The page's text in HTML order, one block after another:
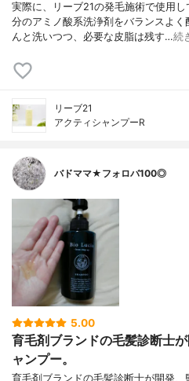
実際に、リーブ21の発毛施術で使用
分のアミノ酸系洗浄剤をバランスよ
んと洗いつつ、必要な皮脂は残す…続
リーブ21
アクティシャンプーR
バドママ★フォロバ100◎
5.00
育毛剤ブランドの毛髪診断士
ャンプー。
育毛剤ブランドの毛髪診断士が開発